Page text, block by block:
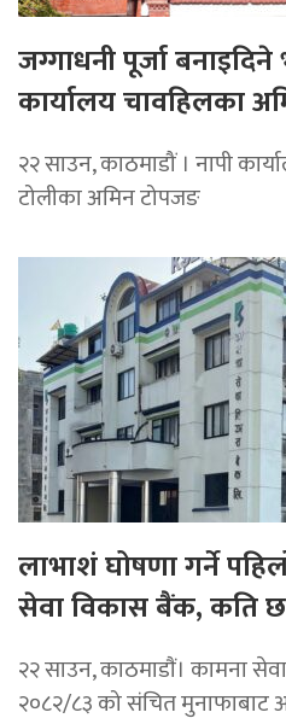
जग्गाधनी पूर्जा
कार्यालय चावहिलका
२२ साउन, काठमाडौं । नापी
टोलीका अमिन टोपजङ
लाभाशं घोषणा गर्ने
सेवा विकास बैंक, कति
२२ साउन, काठमाडाैं। कामना
२०८२/८३ को संचित